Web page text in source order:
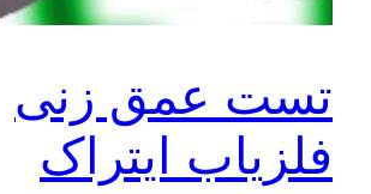
تست عمق زنی
فلزیاب ایتراک